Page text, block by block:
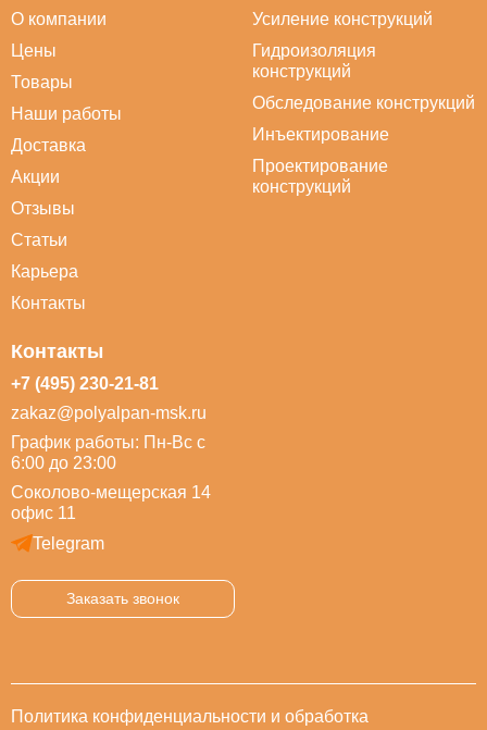
О компании
Цены
Товары
Наши работы
Доставка
Акции
Отзывы
Статьи
Карьера
Контакты
Усиление конструкций
Гидроизоляция
конструкций
Обследование конструкций
Инъектирование
Проектирование
конструкций
Контакты
+7 (495) 230-21-81
zakaz@polyalpan-msk.ru
График работы: Пн-Вс с
6:00 до 23:00
Соколово-мещерская 14
офис 11
Telegram
Заказать звонок
Политика конфиденциальности и обработка